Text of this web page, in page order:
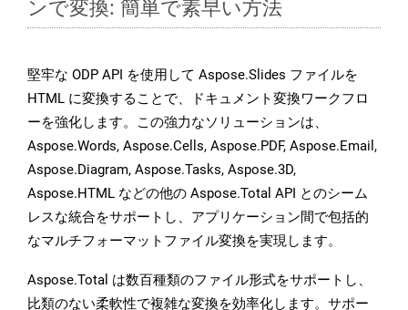
ンで変換: 簡単で素早い方法
堅牢な ODP API を使用して Aspose.Slides ファイルを
HTML に変換することで、ドキュメント変換ワークフロ
ーを強化します。この強力なソリューションは、
Aspose.Words, Aspose.Cells, Aspose.PDF, Aspose.Email,
Aspose.Diagram, Aspose.Tasks, Aspose.3D,
Aspose.HTML などの他の Aspose.Total API とのシーム
レスな統合をサポートし、アプリケーション間で包括的
なマルチフォーマットファイル変換を実現します。
Aspose.Total は数百種類のファイル形式をサポートし、
比類のない柔軟性で複雑な変換を効率化します。サポー